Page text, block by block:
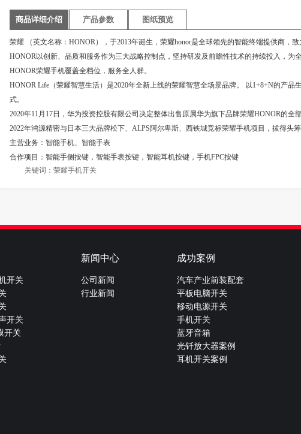
商品详细介绍 产品参数 图纸预览
荣耀 （英文名称：HONOR），于2013年诞生，荣耀honor是全球领先的智能终端提供商，
HONOR以创新、品质和服务作为三大战略控制点，坚持研发及前瞻性技术的持续投入，为
HONOR荣耀手机覆盖全档位，服务全人群。
HONOR Life（荣耀智慧生活）是2020年全新上线的荣耀智慧全场景品牌。 以1+8+N的产
式。
2020年11月17日，华为投资控股有限公司决定整体出售原属华为旗下品牌荣耀HONOR的全
2022年鸿源精密与日本三大品牌松下、ALPS阿尔卑斯、西铁城竞标荣耀手机项目，拔得头筹
主营业务：智能手机、智能手表
合作项目：智能手侧按键，智能手表按键，智能耳机按键，手机FPC按键
关键词： 荣耀手机开关
开关
开关
开关
新闻中心
公司新闻
行业新闻
成功案例
汽车产业前装配套
平板电脑开关
移动电源开关
手机开关
蓝牙音箱
光钎放大器案例
耳机开关案例